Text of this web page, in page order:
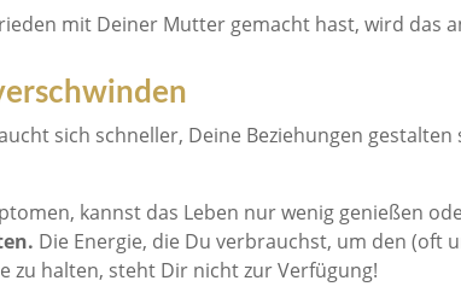
mit Deiner Mutter gemacht hast, wird
sich schneller, Deine Beziehungen
kannst das Leben nur wenig genießen
Die Energie, die Du verbrauchst, um den (oft
zu halten, steht Dir nicht zur Verfügung!